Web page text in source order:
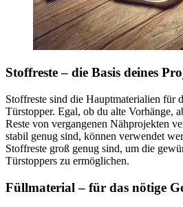
Stoffreste – die Basis deines
Stoffreste sind die Hauptmaterialien für
Türstopper. Egal, ob du alte Vorhänge,
Reste von vergangenen Nähprojekten
stabil genug sind, können verwendet
Stoffreste groß genug sind, um die
Türstoppers zu ermöglichen.
Füllmaterial – für das nötige